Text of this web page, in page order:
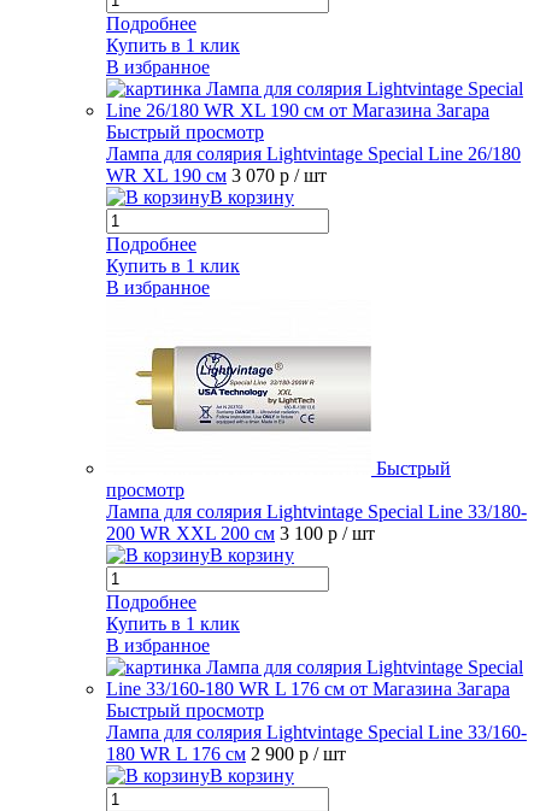
Подробнее
Купить в 1 клик
В избранное
Быстрый просмотр
Лампа для солярия Lightvintage Special Line 26/180
WR XL 190 см 3 070 р / шт
В корзину
Подробнее
Купить в 1 клик
В избранное
Быстрый
просмотр
Лампа для солярия Lightvintage Special Line 33/180-
200 WR XXL 200 см 3 100 р / шт
В корзину
Подробнее
Купить в 1 клик
В избранное
Быстрый просмотр
Лампа для солярия Lightvintage Special Line 33/160-
180 WR L 176 см 2 900 р / шт
В корзину